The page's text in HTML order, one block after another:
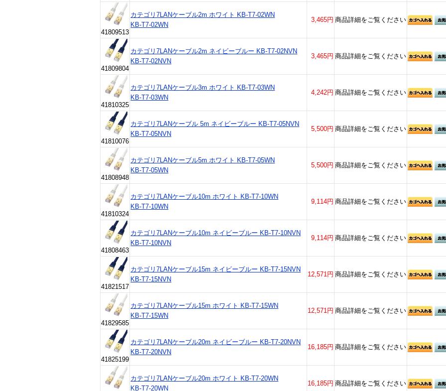
41809513
カテゴリ7LANケーブル2m ホワイト KB-T7-02WN
KB-T7-02WN
3,465円 商品詳細をご覧ください
41809804
カテゴリ7LANケーブル2m ネイビーブルー KB-T7-02NVN
KB-T7-02NVN
3,465円 商品詳細をご覧ください
41810325
カテゴリ7LANケーブル3m ホワイト KB-T7-03WN
KB-T7-03WN
4,242円 商品詳細をご覧ください
41810076
カテゴリ7LANケーブル 5m ネイビーブルー KB-T7-05NVN
KB-T7-05NVN
5,500円 商品詳細をご覧ください
41808948
カテゴリ7LANケーブル5m ホワイト KB-T7-05WN
KB-T7-05WN
5,500円 商品詳細をご覧ください
41810324
カテゴリ7LANケーブル10m ホワイト KB-T7-10WN
KB-T7-10WN
9,114円 商品詳細をご覧ください
41808463
カテゴリ7LANケーブル10m ネイビーブルー KB-T7-10NVN
KB-T7-10NVN
9,114円 商品詳細をご覧ください
41821517
カテゴリ7LANケーブル15m ネイビーブルー KB-T7-15NVN
KB-T7-15NVN
12,571円 商品詳細をご覧ください
41829585
カテゴリ7LANケーブル15m ホワイト KB-T7-15WN
KB-T7-15WN
12,571円 商品詳細をご覧ください
41825199
カテゴリ7LANケーブル20m ネイビーブルー KB-T7-20NVN
KB-T7-20NVN
16,185円 商品詳細をご覧ください
カテゴリ7LANケーブル20m ホワイト KB-T7-20WN
KB-T7-20WN
16,185円 商品詳細をご覧ください